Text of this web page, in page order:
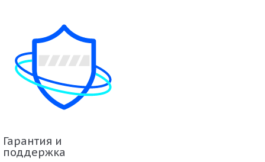
Гарантия и
поддержка